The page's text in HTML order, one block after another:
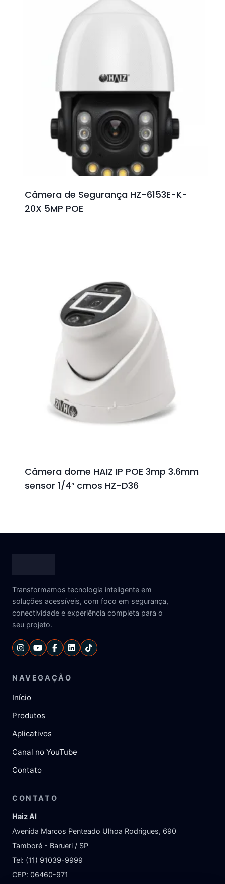
Câmera de Segurança HZ-6153E-K-
20X 5MP POE
Câmera dome HAIZ IP POE 3mp 3.6mm
sensor 1/4″ cmos HZ-D36
Transformamos tecnologia inteligente em
soluções acessíveis, com foco em segurança,
conectividade e experiência completa para o
seu projeto.
NAVEGAÇÃO
Início
Produtos
Aplicativos
Canal no YouTube
Contato
CONTATO
Haiz AI
Avenida Marcos Penteado Ulhoa Rodrigues, 690
Tamboré - Barueri / SP
Tel: (11) 91039-9999
CEP: 06460-971